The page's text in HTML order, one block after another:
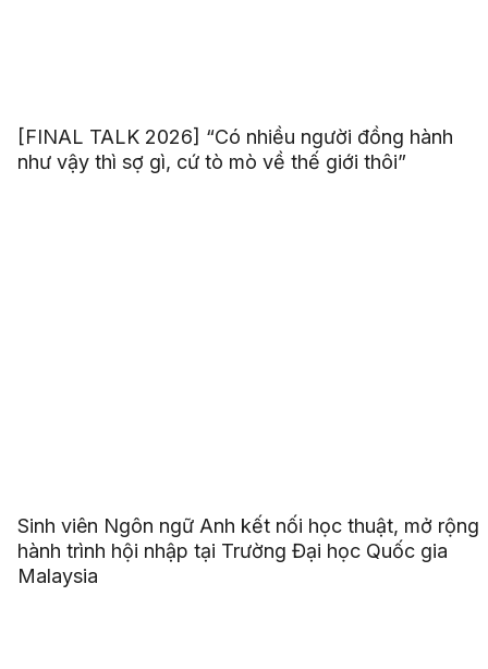
[FINAL TALK 2026] “Có nhiều người đồng hành
như vậy thì sợ gì, cứ tò mò về thế giới thôi”
Sinh viên Ngôn ngữ Anh kết nối học thuật, mở rộng
hành trình hội nhập tại Trường Đại học Quốc gia
Malaysia